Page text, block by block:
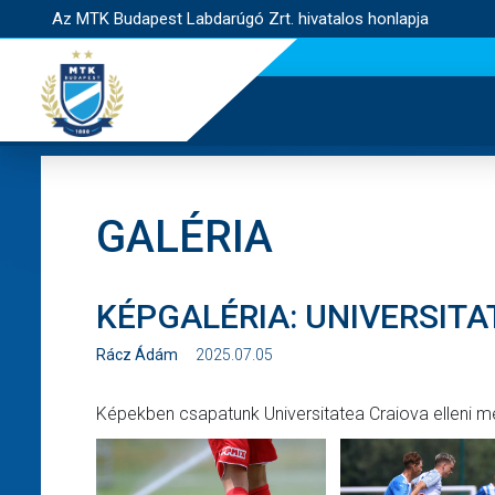
Az MTK Budapest Labdarúgó Zrt. hivatalos honlapja
GALÉRIA
KÉPGALÉRIA:
Rácz Ádám 2025.07.05
Képekben csapatunk Universitatea Craiova elleni